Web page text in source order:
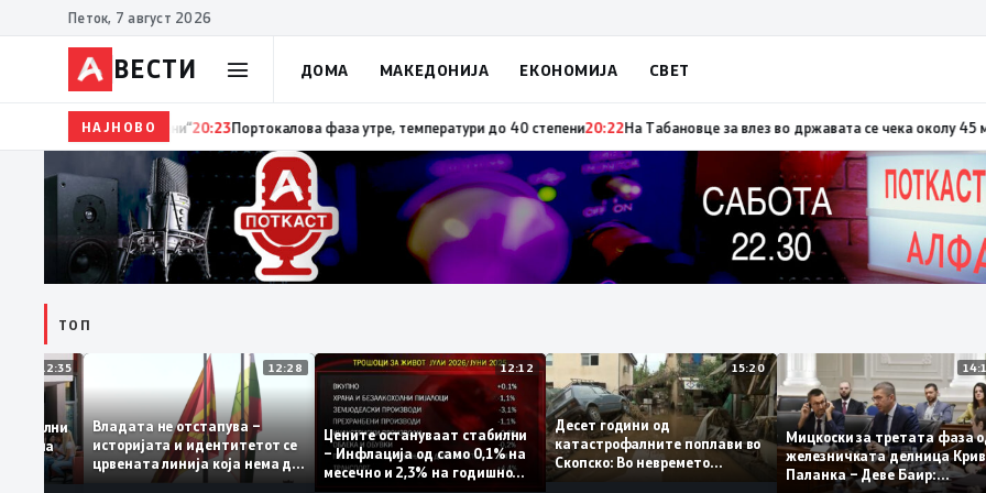
Петок, 7 август 2026
ВЕСТИ ДОМА МАКЕДОНИЈА ЕКОНОМИЈА СВЕТ
НАЈНОВО20:24Сиљановска Давкова на Свечената академија по повод „30 години Општина Вевчани“20:23Портокалова фаза утре,
ТОП
12:35
задоволни
на
12:28
Владата не отстапува –
историјата и идентитетот се
црвената линија која нема да
се погази
12:12
Цените остануваат стабилни
– Инфлација од само 0,1% на
месечно и 2,3% на годишно
15:20
Десет години од
катастрофалните поплави во
Скопско: Во невремето
Мицкоски за третата
железничката делница
Паланка – Деве Баир: